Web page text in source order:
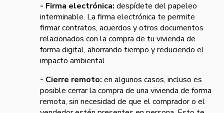
- Firma electrónica: despídete del papeleo
interminable. La firma electrónica te permite
firmar contratos, acuerdos y otros documentos
relacionados con la compra de tu vivienda de
forma digital, ahorrando tiempo y reduciendo el
impacto ambiental.
- Cierre remoto: en algunos casos, incluso es
posible cerrar la compra de una vivienda de forma
remota, sin necesidad de que el comprador o el